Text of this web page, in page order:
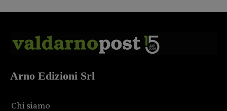
Arno Edizioni Srl
Chi siamo